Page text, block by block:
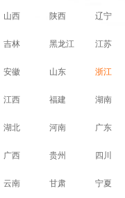
山西 陕西 辽宁
吉林 黑龙江 江苏
安徽 山东 浙江
江西 福建 湖南
湖北 河南 广东
广西 贵州 四川
云南 甘肃 宁夏